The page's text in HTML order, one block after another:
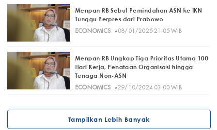
Menpan RB Sebut Pemindahan ASN ke IKN
Tunggu Perpres dari Prabowo
ECONOMICS· 08/01/2025 21:05 WIB
Menpan RB Ungkap Tiga Prioritas Utama 100
Hari Kerja, Penataan Organisasi hingga
Tenaga Non-ASN
ECONOMICS· 29/10/2024 03:00 WIB
Tampilkan Lebih Banyak